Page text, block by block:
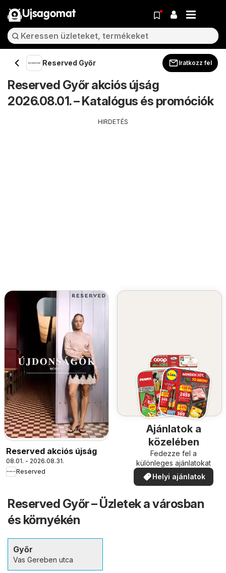
Ujsagomat
Reserved Győr Iratkozz fel
Reserved Győr akciós újság
2026.08.01. – Katalógus és promóciók
HIRDETÉS
Reserved akciós újság
08.01. - 2026.08.31.
Reserved
Ajánlatok a
közelében
Fedezze fel a
különleges ajánlatokat
Helyi ajánlatok
Reserved Győr – Üzletek a városban
és környékén
Győr
Vas Gereben utca